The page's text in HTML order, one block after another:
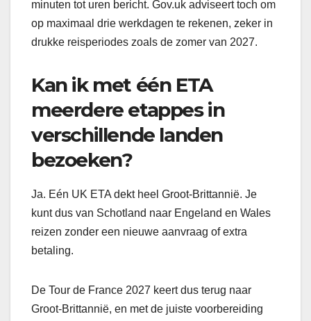
minuten tot uren bericht. Gov.uk adviseert toch om
op maximaal drie werkdagen te rekenen, zeker in
drukke reisperiodes zoals de zomer van 2027.
Kan ik met één ETA
meerdere etappes in
verschillende landen
bezoeken?
Ja. Eén UK ETA dekt heel Groot-Brittannië. Je
kunt dus van Schotland naar Engeland en Wales
reizen zonder een nieuwe aanvraag of extra
betaling.
De Tour de France 2027 keert dus terug naar
Groot-Brittannië, en met de juiste voorbereiding